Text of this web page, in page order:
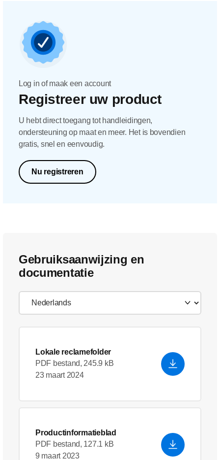
Log in of maak een account
Registreer uw product
U hebt direct toegang tot handleidingen,
ondersteuning op maat en meer. Het is bovendien
gratis, snel en eenvoudig.
Nu registreren
Gebruiksaanwijzing en
documentatie
Lokale reclamefolder
PDF bestand, 245.9 kB
23 maart 2024
Productinformatieblad
PDF bestand, 127.1 kB
9 maart 2023